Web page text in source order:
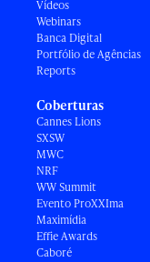
Vídeos
Webinars
Banca Digital
Portfólio de Agências
Reports
Coberturas
Cannes Lions
SXSW
MWC
NRF
WW Summit
Evento ProXXIma
Maximídia
Effie Awards
Caboré